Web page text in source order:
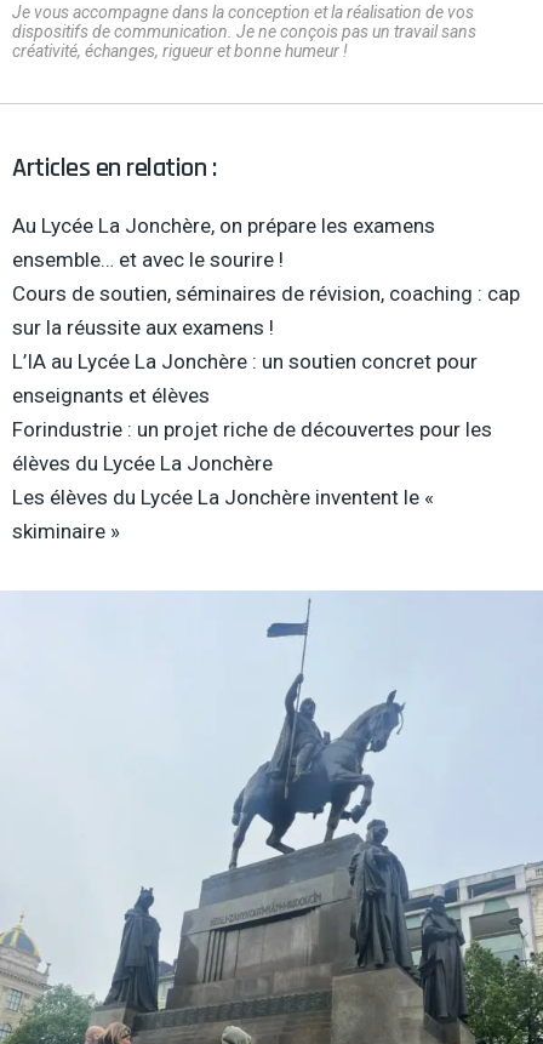
Je vous accompagne dans la conception et la réalisation de vos
dispositifs de communication. Je ne conçois pas un travail sans
créativité, échanges, rigueur et bonne humeur !
Articles en relation :
Au Lycée La Jonchère, on prépare les examens
ensemble… et avec le sourire !
Cours de soutien, séminaires de révision, coaching : cap
sur la réussite aux examens !
L’IA au Lycée La Jonchère : un soutien concret pour
enseignants et élèves
Forindustrie : un projet riche de découvertes pour les
élèves du Lycée La Jonchère
Les élèves du Lycée La Jonchère inventent le «
skiminaire »